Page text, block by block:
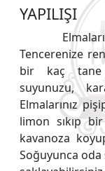
YAPILIŞI
Tencerenize
bir kaç tane
suyunuzu,
Elmalarınız
limon sıkıp
kavanoza
Soğuyunca oda